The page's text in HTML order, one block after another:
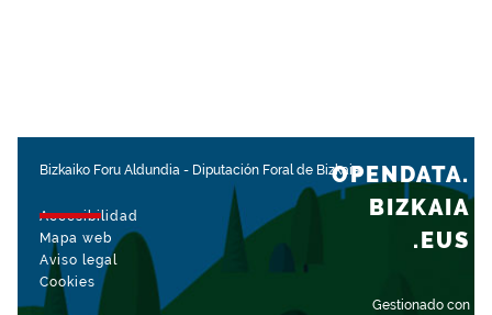
Bizkaiko Foru Aldundia - Diputación Foral de Bizkaia
Accesibilidad
Mapa web
Aviso legal
Cookies
Gestionado con
OPENDATA.
BIZKAIA
.EUS